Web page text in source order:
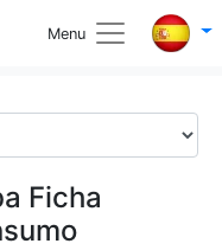
Menu
Ficha